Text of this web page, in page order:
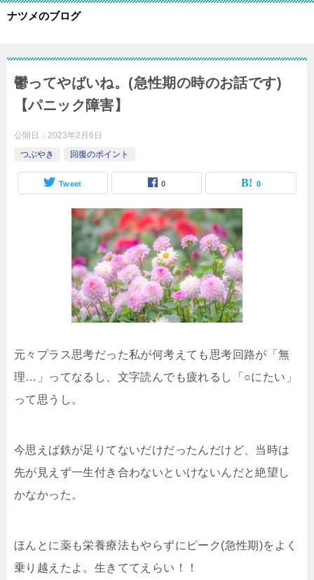
ナツメのブログ
鬱ってやばいね。(急性期の時のお話です)
【パニック障害】
公開日： 2023年2月6日
つぶやき
回復のポイント
Tweet 0 0
元々プラス思考だった私が何考えても思考回路が「無
理…」ってなるし、文字読んでも疲れるし「○にたい」
って思うし。
今思えば鉄が足りてないだけだったんだけど、当時は
先が見えず一生付き合わないといけないんだと絶望し
かなかった。
ほんとに薬も栄養療法もやらずにピーク(急性期)をよく
乗り越えたよ。生きててえらい！！